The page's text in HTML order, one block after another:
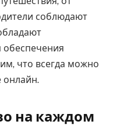
соблюдают
что всегда можно
онлайн.
на каждом